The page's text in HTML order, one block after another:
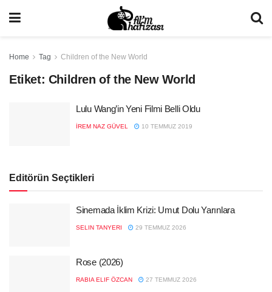
Home Tag Children of the New World
Etiket: Children of the New World
Lulu Wang’in Yeni Filmi Belli Oldu
İREM NAZ GÜVEL 10 TEMMUZ 2019
Editörün Seçtikleri
Sinemada İklim Krizi: Umut Dolu Yarınlara
SELIN TANYERI 29 TEMMUZ 2026
Rose (2026)
RABIA ELIF ÖZCAN 27 TEMMUZ 2026